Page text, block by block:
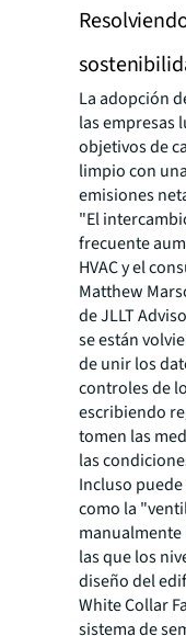
La adopción
las empresas
objetivos de
limpio con
emisiones
"El
frecuente
HVAC y el
Matthew
de JLLT
se están
de unir los
controles de
escribiendo
tomen las
las
Incluso
como la
manualmente
las que los
diseño del
White Collar
sistema de